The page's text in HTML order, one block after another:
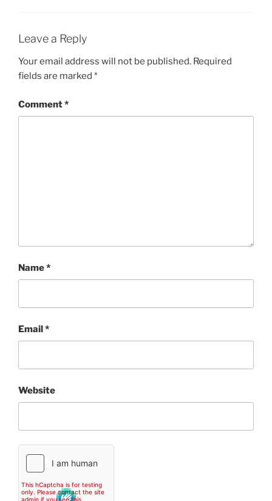
Leave a Reply
Your email address will not be published. Required
fields are marked *
Comment*
Name*
Email*
Website